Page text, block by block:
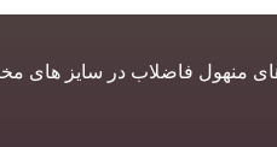
منهول فاضلاب در سایز های